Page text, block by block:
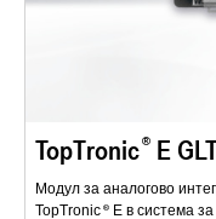
TopTronic E
Модул за аналогово
TopTronic
E в система